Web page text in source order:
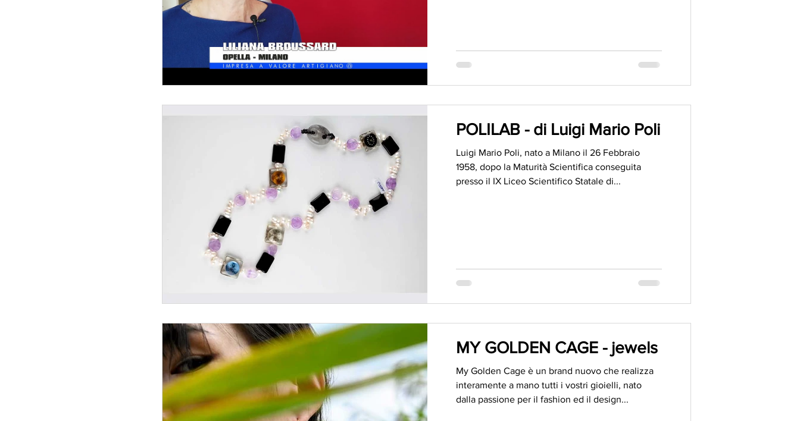
POLILAB - di Luigi Mario Poli
Luigi Mario Poli, nato a Milano il 26 Febbraio
1958, dopo la Maturità Scientifica conseguita
presso il IX Liceo Scientifico Statale di...
MY GOLDEN CAGE - jewels
My Golden Cage è un brand nuovo che realizza
interamente a mano tutti i vostri gioielli, nato
dalla passione per il fashion ed il design...